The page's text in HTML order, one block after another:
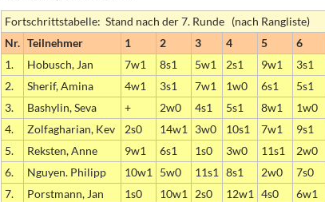
Fortschrittstabelle: Stand nach der 7. Runde (nach Rangliste)
Nr. Teilnehmer 1 2 3 4 5 6
1.
Hobusch, Jan 7w1 8s1 5w1 2s1 9w1 3s1
2.
Sherif, Amina 4w1 3s1 7w1 1w0 6s1 5s1
3.
Bashylin, Seva + 2w0 4s1 5s1 8w1 1w0
4.
Zolfagharian, Kev 2s0 14w1 3w0 10s1 7w1 9s1
5.
Reksten, Anne 9w1 6s1 1s0 3w0 11s1 2w0
6.
Nguyen. Philipp 10w1 5w0 11s1 8s1 2w0 7s0
7.
Porstmann, Jan 1s0 10w1 2s0 12w1 4s0 6w1